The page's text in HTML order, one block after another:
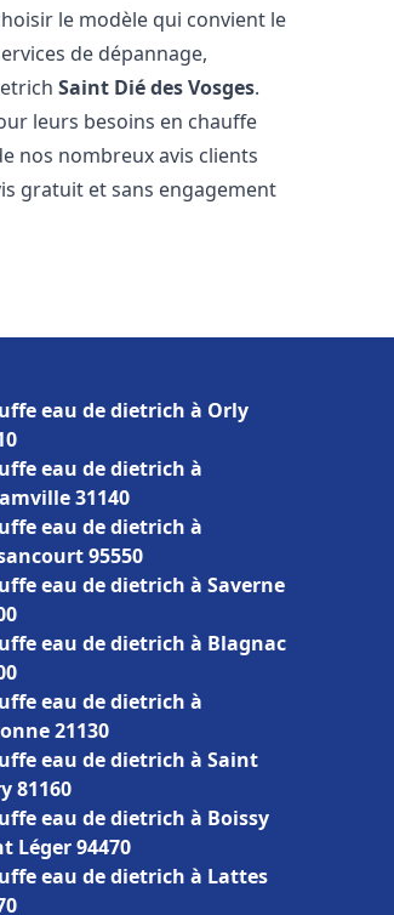
le modèle qui convient le
de dépannage,
Saint Dié des Vosges.
leurs besoins en chauffe
nos nombreux avis clients
gratuit et sans engagement
eau de dietrich à Orly
eau de dietrich à
31140
eau de dietrich à
95550
eau de dietrich à Saverne
eau de dietrich à Blagnac
eau de dietrich à
21130
eau de dietrich à Saint
81160
eau de dietrich à Boissy
Léger 94470
eau de dietrich à Lattes